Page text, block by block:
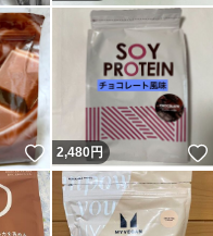
いいね！
2,480円